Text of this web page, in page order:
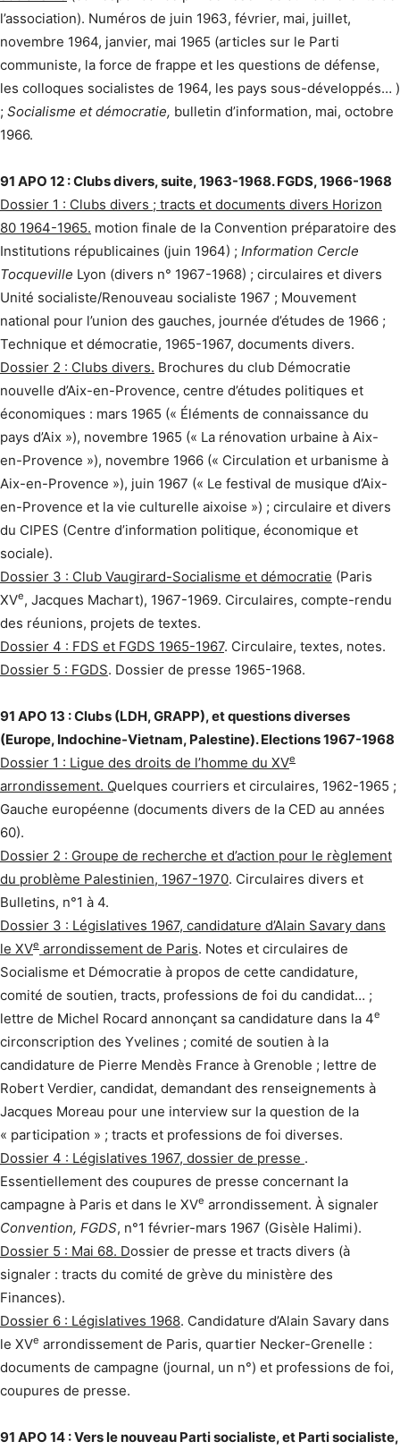
l’association). Numéros de juin 1963, février, mai, juillet,
novembre 1964, janvier, mai 1965 (articles sur le Parti
communiste, la force de frappe et les questions de défense,
les colloques socialistes de 1964, les pays sous-développés… )
; Socialisme et démocratie, bulletin d’information, mai, octobre
1966.
91 APO 12 : Clubs divers, suite, 1963-1968. FGDS, 1966-1968
Dossier 1 : Clubs divers ; tracts et documents divers Horizon
80 1964-1965. motion finale de la Convention préparatoire des
Institutions républicaines (juin 1964) ; Information Cercle
Tocqueville Lyon (divers n° 1967-1968) ; circulaires et divers
Unité socialiste/Renouveau socialiste 1967 ; Mouvement
national pour l’union des gauches, journée d’études de 1966 ;
Technique et démocratie, 1965-1967, documents divers.
Dossier 2 : Clubs divers. Brochures du club Démocratie
nouvelle d’Aix-en-Provence, centre d’études politiques et
économiques : mars 1965 (« Éléments de connaissance du
pays d’Aix »), novembre 1965 (« La rénovation urbaine à Aix-
en-Provence »), novembre 1966 (« Circulation et urbanisme à
Aix-en-Provence »), juin 1967 (« Le festival de musique d’Aix-
en-Provence et la vie culturelle aixoise ») ; circulaire et divers
du CIPES (Centre d’information politique, économique et
sociale).
Dossier 3 : Club Vaugirard-Socialisme et démocratie (Paris
XVe, Jacques Machart), 1967-1969. Circulaires, compte-rendu
des réunions, projets de textes.
Dossier 4 : FDS et FGDS 1965-1967. Circulaire, textes, notes.
Dossier 5 : FGDS. Dossier de presse 1965-1968.
91 APO 13 : Clubs (LDH, GRAPP), et questions diverses
(Europe, Indochine-Vietnam, Palestine). Elections 1967-1968
Dossier 1 : Ligue des droits de l’homme du XVe
arrondissement. Quelques courriers et circulaires, 1962-1965 ;
Gauche européenne (documents divers de la CED au années
60).
Dossier 2 : Groupe de recherche et d’action pour le règlement
du problème Palestinien, 1967-1970. Circulaires divers et
Bulletins, n°1 à 4.
Dossier 3 : Législatives 1967, candidature d’Alain Savary dans
le XVe arrondissement de Paris. Notes et circulaires de
Socialisme et Démocratie à propos de cette candidature,
comité de soutien, tracts, professions de foi du candidat… ;
lettre de Michel Rocard annonçant sa candidature dans la 4e
circonscription des Yvelines ; comité de soutien à la
candidature de Pierre Mendès France à Grenoble ; lettre de
Robert Verdier, candidat, demandant des renseignements à
Jacques Moreau pour une interview sur la question de la
« participation » ; tracts et professions de foi diverses.
Dossier 4 : Législatives 1967, dossier de presse .
Essentiellement des coupures de presse concernant la
campagne à Paris et dans le XVe arrondissement. À signaler
Convention, FGDS, n°1 février-mars 1967 (Gisèle Halimi).
Dossier 5 : Mai 68. Dossier de presse et tracts divers (à
signaler : tracts du comité de grève du ministère des
Finances).
Dossier 6 : Législatives 1968. Candidature d’Alain Savary dans
le XVe arrondissement de Paris, quartier Necker-Grenelle :
documents de campagne (journal, un n°) et professions de foi,
coupures de presse.
91 APO 14 : Vers le nouveau Parti socialiste, et Parti socialiste,